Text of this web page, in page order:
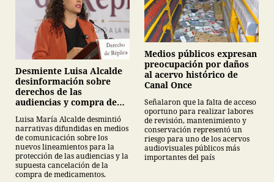
Desmiente Luisa Alcalde
desinformación sobre
derechos de las
audiencias y compra de
Luisa María Alcalde desmintió
narrativas difundidas en medios
de comunicación sobre los
nuevos lineamientos para la
protección de las audiencias y la
supuesta cancelación de la
compra de medicamentos.
Medios públicos expresan
preocupación por daños
al acervo histórico de
Canal Once
Señalaron que la falta de acceso
oportuno para realizar labores
de revisión, mantenimiento y
conservación representó un
riesgo para uno de los acervos
audiovisuales públicos más
importantes del país